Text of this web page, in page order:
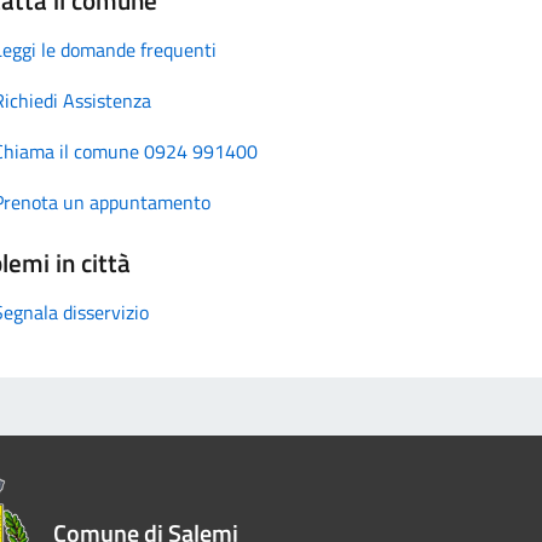
le domande frequenti
Assistenza
il comune 0924 991400
un appuntamento
in città
disservizio
Comune di Salemi